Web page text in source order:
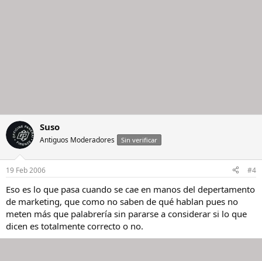
Suso
Antiguos Moderadores Sin verificar
19 Feb 2006 #4
Eso es lo que pasa cuando se cae en manos del depertamento
de marketing, que como no saben de qué hablan pues no
meten más que palabrería sin pararse a considerar si lo que
dicen es totalmente correcto o no.